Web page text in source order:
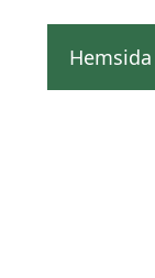
Hemsida